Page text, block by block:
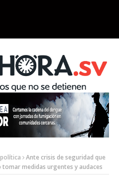
Ante crisis de seguridad que
medidas urgentes y audaces